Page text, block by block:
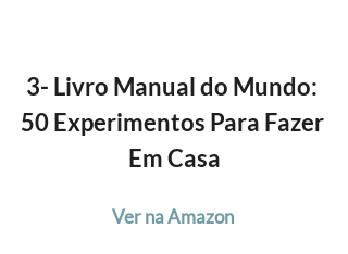
3- Livro Manual do Mundo:
50 Experimentos Para Fazer
Em Casa
Ver na Amazon